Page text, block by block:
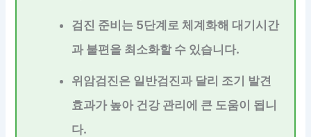
검진 준비는 5단계로 체계화해 대기시간
과 불편을 최소화할 수 있습니다.
위암검진은 일반검진과 달리 조기 발견
효과가 높아 건강 관리에 큰 도움이 됩니
다.